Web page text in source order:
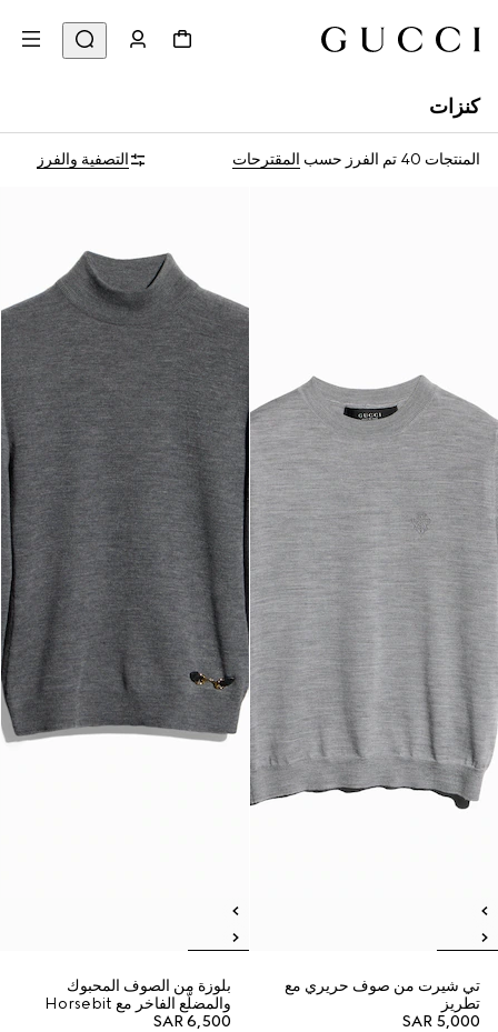
كنزات
المنتجات 40 تم الفرز حسب المقترحات التصفية والفرز
تي شيرت من صوف حريري مع
تطريز
SAR 5,000
بلوزة من الصوف المحبوك
والمضلّع الفاخر مع Horsebit
SAR 6,500